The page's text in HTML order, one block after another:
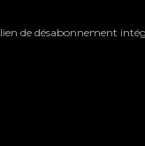
de désabonnement